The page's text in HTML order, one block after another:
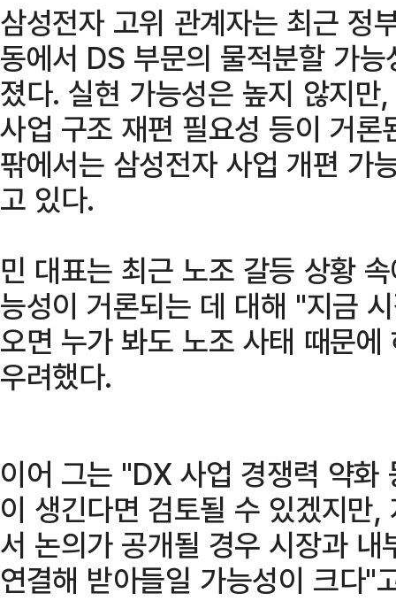
삼성전자 고위 관계자는 최근 정
동에서 DS 부문의 물적분할 가
졌다. 실현 가능성은 높지 않지
사업 구조 재편 필요성 등이 거
팎에서는 삼성전자 사업 개편 가
고 있다.
민 대표는 최근 노조 갈등 상황
능성이 거론되는 데 대해 "지금
오면 누가 봐도 노조 사태 때문
우려했다.
이어 그는 "DX 사업 경쟁력 약화
이 생긴다면 검토될 수 있겠지만
서 논의가 공개될 경우 시장과
연결해 받아들일 가능성이 크다"